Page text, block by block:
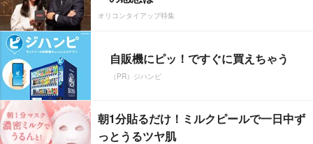
オリコンタイアップ特集
自販機にピッ！ですぐに買えちゃう
（PR）ジハンピ
朝1分貼るだけ！ミルクピールで一日中ず
っとうるツヤ肌